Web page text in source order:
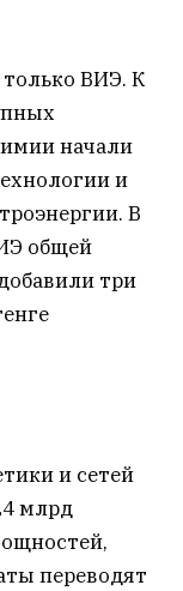
ВИЭ. К
начали
и
В
общей
три
и сетей
млрд
переводят